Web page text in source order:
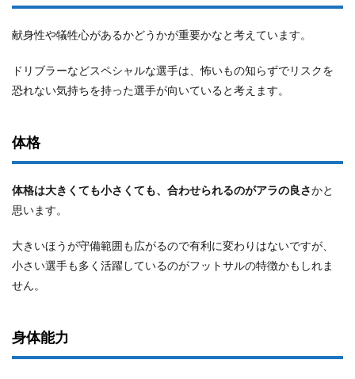
献身性や犠牲心があるかどうかが重要かなと考えています。
ドリブラーなどスペシャルな選手は、怖いもの知らずでリスクを
恐れない気持ちを持った選手が向いていると考えます。
体格
体格は大きくても小さくても、合わせられるのがアラの良さかと
思います。
大きいほうが守備範囲も広がるので有利に変わりはないですが、
小さい選手も多く活躍しているのがフットサルの特徴かもしれま
せん。
身体能力